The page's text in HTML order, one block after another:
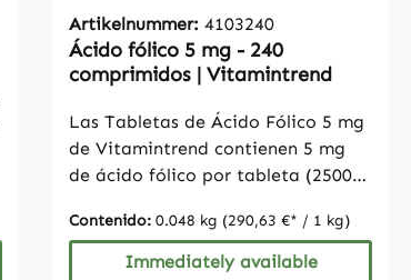
Artikelnummer:4103240
Ácido fólico 5 mg - 240
comprimidos | Vitamintrend
Las Tabletas de Ácido Fólico 5 mg
de Vitamintrend contienen 5 mg
de ácido fólico por tableta (2500
suplementación diaria. El ácido
fólico es una vitamina esencial que
Contenido:0.048 kg (290,63 €* / 1 kg)
Immediately available